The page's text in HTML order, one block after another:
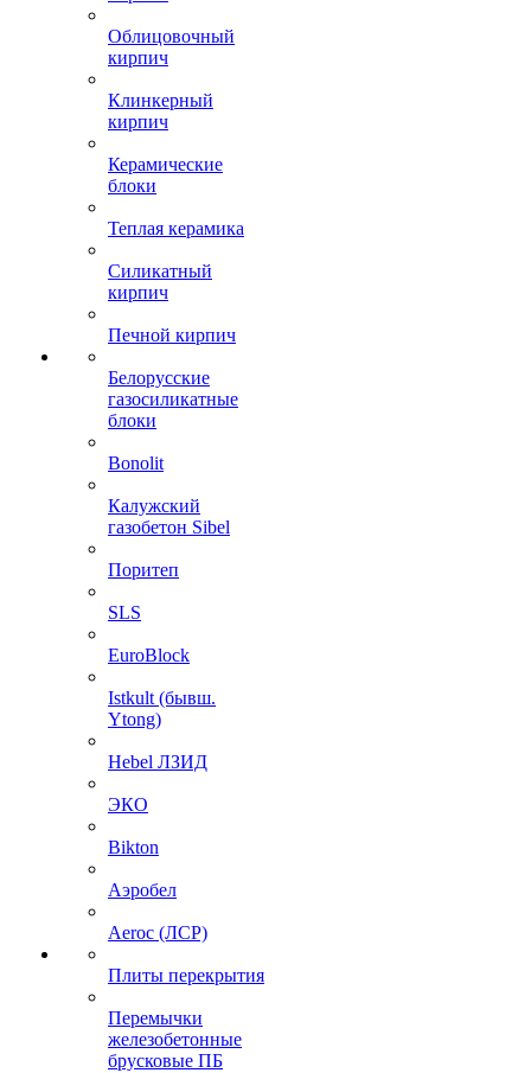
Облицовочный
кирпич
Клинкерный
кирпич
Керамические
блоки
Теплая керамика
Силикатный
кирпич
Печной кирпич
Белорусские
газосиликатные
блоки
Bonolit
Калужский
газобетон Sibel
Поритеп
SLS
EuroBlock
Istkult (бывш.
Ytong)
Hebel ЛЗИД
ЭКО
Bikton
Аэробел
Aeroc (ЛСР)
Плиты перекрытия
Перемычки
железобетонные
брусковые ПБ